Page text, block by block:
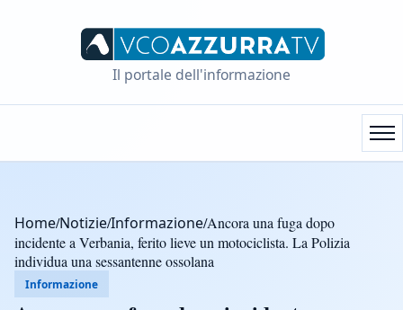
Il portale dell'informazione
Home/Notizie/Informazione/Ancora una fuga dopo
incidente a Verbania, ferito lieve un motociclista. La Polizia
individua una sessantenne ossolana
Informazione